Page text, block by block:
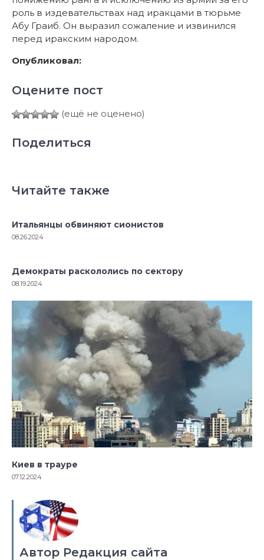
роль в издевательствах над иракцами в тюрьме
Абу Граиб. Он выразил сожаление и извинился
перед иракским народом.
Опубликовал:
Оцените пост
(ещё не оценено)
Поделиться
Читайте также
Итальянцы обвиняют сионистов
08.26.2024
Демократы раскололись по сектору
08.19.2024
Киев в трауре
07.12.2024
Автор Редакция сайта